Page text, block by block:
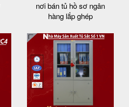
nơi bán tủ hồ sơ ngân
hàng lắp ghép